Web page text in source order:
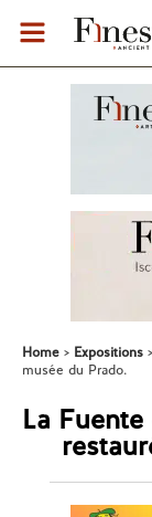
Home Expositions
musée du Prado.
La